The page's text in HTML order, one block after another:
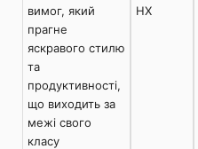
вимог, який
прагне
яскравого стилю
та
продуктивності,
що виходить за
межі свого
класу
HX